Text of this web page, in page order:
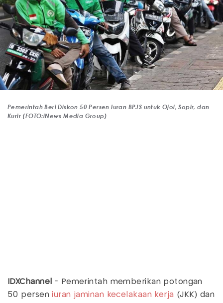
Pemerintah Beri Diskon 50 Persen Iuran BPJS untuk Ojol, Sopir, dan
Kurir (FOTO:iNews Media Group)
IDXChannel
- Pemerintah memberikan potongan
50 perseniuran jaminan kecelakaan kerja (JKK) dan